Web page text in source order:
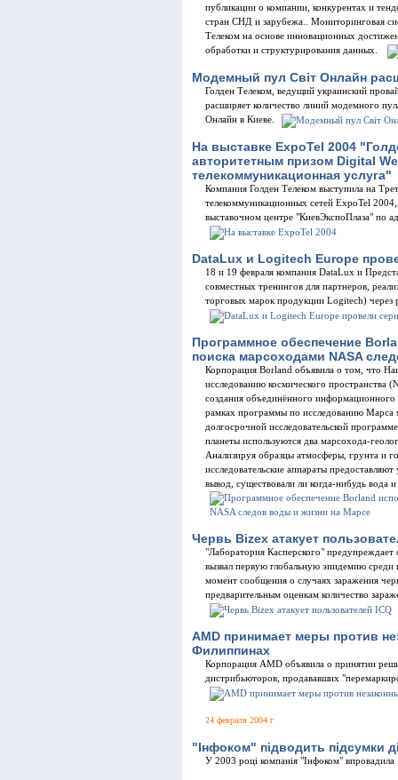
публикации о компании, конкурентах и
стран СНД и зарубежа.. Мониторинговая
Телеком на основе инновационных
обработки и структурирования данных.
Модемный пул Свiт Онлайн
Голден Телеком, ведущий украинский
расширяет количество линий модемного
Онлайн в Киеве.
На выставке ExpoTel 2004
авторитетным призом Digital
телекоммуникационная услуга"
Компания Голден Телеком выступила на
телекоммуникационных сетей ExpoTel 2004,
выставочном центре "КиевЭкспоПлаза" по
DataLux и Logitech Europe
18 и 19 февраля компания DataLux и
совместных тренингов для партнеров,
торговых марок продукции Logitech) через
Программное обеспечение
поиска марсоходами NASA
Корпорация Borland объявила о том, что
исследованию космического
создания объединённого
рамках программы по исследованию
долгосрочной исследовательской
планеты используются два марсохода-
Анализируя образцы атмосферы, грунта и
исследовательские аппараты
вывод, существовали ли когда-нибудь вода
Червь Bizex атакует
"Лаборатория Касперского"
вызвал первую глобальную эпидемию
момент сообщения о случаях заражения
предварительным оценкам количество
AMD принимает меры против
Филиппинах
Корпорация AMD объявила о принятии
дистрибьюторов, продававших
24 февраля 2004 г
"Iнфоком" пiдводить пiдсумки
У 2003 роцi компанiя "Iнфоком"